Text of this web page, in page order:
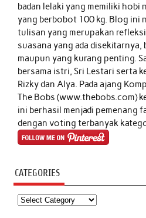
badan lelaki yang memiliki hobi
yang berbobot 100 kg. Blog ini
tulisan yang merupakan
suasana yang ada disekitarnya,
maupun yang kurang penting.
bersama istri, Sri Lestari serta
Rizky dan Alya. Pada ajang
The Bobs (www.thebobs.com)
ini berhasil menjadi pemenang
dengan voting terbanyak
CATEGORIES
Categories